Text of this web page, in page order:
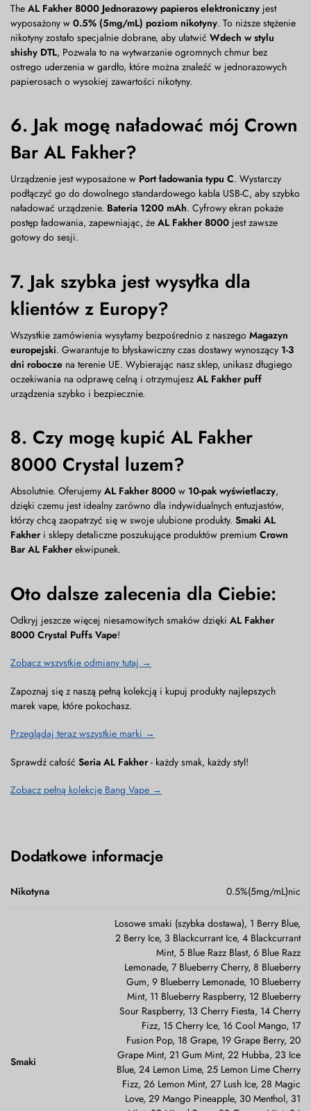
The AL Fakher 8000 Jednorazowy papieros elektroniczny jest
wyposażony w 0.5% (5mg/mL) poziom nikotyny. To niższe stężenie
nikotyny zostało specjalnie dobrane, aby ułatwić Wdech w stylu
shishy DTL, Pozwala to na wytwarzanie ogromnych chmur bez
ostrego uderzenia w gardło, które można znaleźć w jednorazowych
papierosach o wysokiej zawartości nikotyny.
6. Jak mogę naładować mój Crown
Bar AL Fakher?
Urządzenie jest wyposażone w Port ładowania typu C. Wystarczy
podłączyć go do dowolnego standardowego kabla USB-C, aby szybko
naładować urządzenie. Bateria 1200 mAh. Cyfrowy ekran pokaże
postęp ładowania, zapewniając, że AL Fakher 8000 jest zawsze
gotowy do sesji.
7. Jak szybka jest wysyłka dla
klientów z Europy?
Wszystkie zamówienia wysyłamy bezpośrednio z naszego Magazyn
europejski. Gwarantuje to błyskawiczny czas dostawy wynoszący 1-3
dni robocze na terenie UE. Wybierając nasz sklep, unikasz długiego
oczekiwania na odprawę celną i otrzymujesz AL Fakher puff
urządzenia szybko i bezpiecznie.
8. Czy mogę kupić AL Fakher
8000 Crystal luzem?
Absolutnie. Oferujemy AL Fakher 8000 w 10-pak wyświetlaczy,
dzięki czemu jest idealny zarówno dla indywidualnych entuzjastów,
którzy chcą zaopatrzyć się w swoje ulubione produkty. Smaki AL
Fakher i sklepy detaliczne poszukujące produktów premium Crown
Bar AL Fakher ekwipunek.
Oto dalsze zalecenia dla Ciebie:
Odkryj jeszcze więcej niesamowitych smaków dzięki AL Fakher
8000 Crystal Puffs Vape!
Zobacz wszystkie odmiany tutaj →
Zapoznaj się z naszą pełną kolekcją i kupuj produkty najlepszych
marek vape, które pokochasz.
Przeglądaj teraz wszystkie marki →
Sprawdź całość Seria AL Fakher - każdy smak, każdy styl!
Zobacz pełną kolekcję Bang Vape →
Dodatkowe informacje
Nikotyna 0.5%(5mg/mL)nic
Smaki
Losowe smaki (szybka dostawa), 1 Berry Blue,
2 Berry Ice, 3 Blackcurrant Ice, 4 Blackcurrant
Mint, 5 Blue Razz Blast, 6 Blue Razz
Lemonade, 7 Blueberry Cherry, 8 Blueberry
Gum, 9 Blueberry Lemonade, 10 Blueberry
Mint, 11 Blueberry Raspberry, 12 Blueberry
Sour Raspberry, 13 Cherry Fiesta, 14 Cherry
Fizz, 15 Cherry Ice, 16 Cool Mango, 17
Fusion Pop, 18 Grape, 19 Grape Berry, 20
Grape Mint, 21 Gum Mint, 22 Hubba, 23 Ice
Blue, 24 Lemon Lime, 25 Lemon Lime Cherry
Fizz, 26 Lemon Mint, 27 Lush Ice, 28 Magic
Love, 29 Mango Pineapple, 30 Menthol, 31